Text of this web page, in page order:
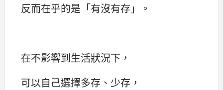
反而在乎的是「有沒有存」。
在不影響到生活狀況下，
可以自己選擇多存、少存，